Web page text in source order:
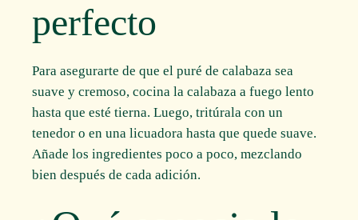
perfecto
Para asegurarte de que el puré de calabaza sea
suave y cremoso, cocina la calabaza a fuego lento
hasta que esté tierna. Luego, tritúrala con un
tenedor o en una licuadora hasta que quede suave.
Añade los ingredientes poco a poco, mezclando
bien después de cada adición.